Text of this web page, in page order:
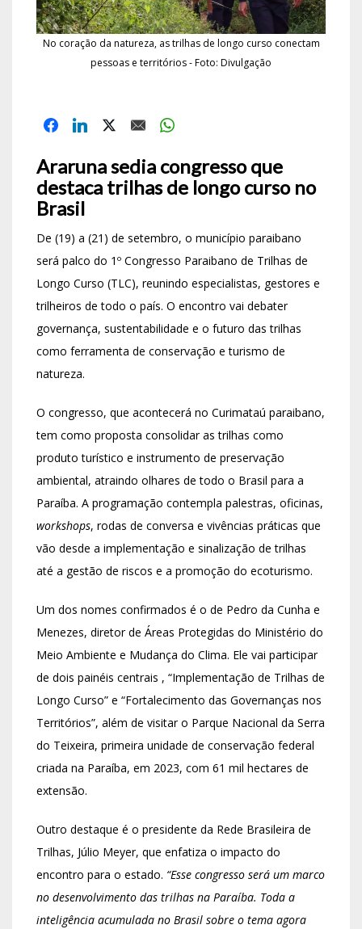
No coração da natureza, as trilhas de longo curso conectam
pessoas e territórios - Foto: Divulgação
Araruna sedia congresso que
destaca trilhas de longo curso no
Brasil
De (19) a (21) de setembro, o município paraibano
será palco do 1º Congresso Paraibano de Trilhas de
Longo Curso (TLC), reunindo especialistas, gestores e
trilheiros de todo o país. O encontro vai debater
governança, sustentabilidade e o futuro das trilhas
como ferramenta de conservação e turismo de
natureza.
O congresso, que acontecerá no Curimataú paraibano,
tem como proposta consolidar as trilhas como
produto turístico e instrumento de preservação
ambiental, atraindo olhares de todo o Brasil para a
Paraíba. A programação contempla palestras, oficinas,
workshops, rodas de conversa e vivências práticas que
vão desde a implementação e sinalização de trilhas
até a gestão de riscos e a promoção do ecoturismo.
Um dos nomes confirmados é o de Pedro da Cunha e
Menezes, diretor de Áreas Protegidas do Ministério do
Meio Ambiente e Mudança do Clima. Ele vai participar
de dois painéis centrais , “Implementação de Trilhas de
Longo Curso” e “Fortalecimento das Governanças nos
Territórios”, além de visitar o Parque Nacional da Serra
do Teixeira, primeira unidade de conservação federal
criada na Paraíba, em 2023, com 61 mil hectares de
extensão.
Outro destaque é o presidente da Rede Brasileira de
Trilhas, Júlio Meyer, que enfatiza o impacto do
encontro para o estado. “Esse congresso será um marco
no desenvolvimento das trilhas na Paraíba. Toda a
inteligência acumulada no Brasil sobre o tema agora